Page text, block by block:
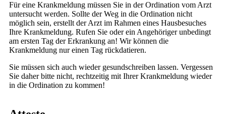
Für eine Krankmeldung müssen Sie in der Ordination vom Arzt
untersucht werden. Sollte der Weg in die Ordination nicht
möglich sein, erstellt der Arzt im Rahmen eines Hausbesuches
Ihre Krankmeldung. Rufen Sie oder ein Angehöriger unbedingt
am ersten Tag der Erkrankung an! Wir können die
Krankmeldung nur einen Tag rückdatieren.
Sie müssen sich auch wieder gesundschreiben lassen. Vergessen
Sie daher bitte nicht, rechtzeitig mit Ihrer Krankmeldung wieder
in die Ordination zu kommen!